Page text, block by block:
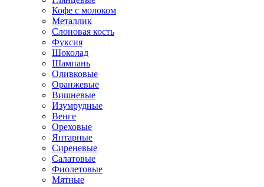
Кофе с молоком
Металлик
Слоновая кость
Фуксия
Шоколад
Шампань
Оливковые
Оранжевые
Вишневые
Изумрудные
Венге
Ореховые
Янтарные
Сиреневые
Салатовые
Фиолетовые
Мятные